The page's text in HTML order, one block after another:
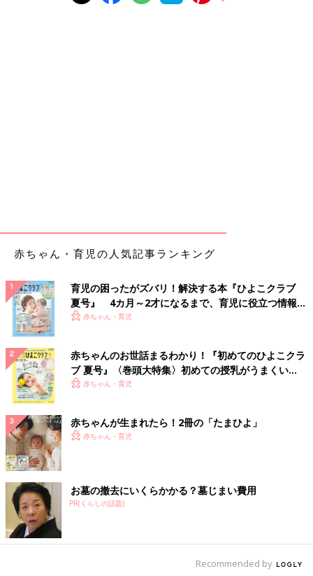
赤ちゃん・育児の人気記事ランキング
育児の困ったがズバリ！解決する本『ひよこクラブ
夏号』 4カ月～2才になるまで、育児に役立つ情報が
いっぱい！
赤ちゃん・育児
赤ちゃんのお世話まるわかり！『初めてのひよこクラ
ブ 夏号』〈巻頭大特集〉初めての授乳がうまくい
く！ おっぱい・ミルクの基本と夏のトラブル 解決テ
赤ちゃん・育児
赤ちゃんが生まれたら！2冊の「たまひよ」
赤ちゃん・育児
お墓の撤去にいくらかかる？墓じまい費用
PR(くらしの話題)
Recommended by